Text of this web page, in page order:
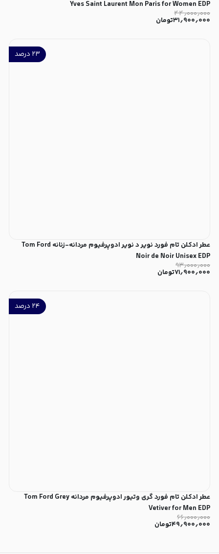
Yves Saint Laurent Mon Paris for Women EDP
۴۴٫۰۰۰٫۰۰۰
۳۱٫۹۰۰٫۰۰۰تومان
۲۳ درصد
عطر ادکلن تام فورد نویر د نویر ادوپرفیوم مردانه-زنانه Tom Ford
Noir de Noir Unisex EDP
۹۳٫۰۰۰٫۰۰۰
۷۱٫۹۰۰٫۰۰۰تومان
۲۴ درصد
عطر ادکلن تام فورد گری وتیور ادوپرفیوم مردانه Tom Ford Grey
Vetiver for Men EDP
۶۶٫۰۰۰٫۰۰۰
۴۹٫۹۰۰٫۰۰۰تومان